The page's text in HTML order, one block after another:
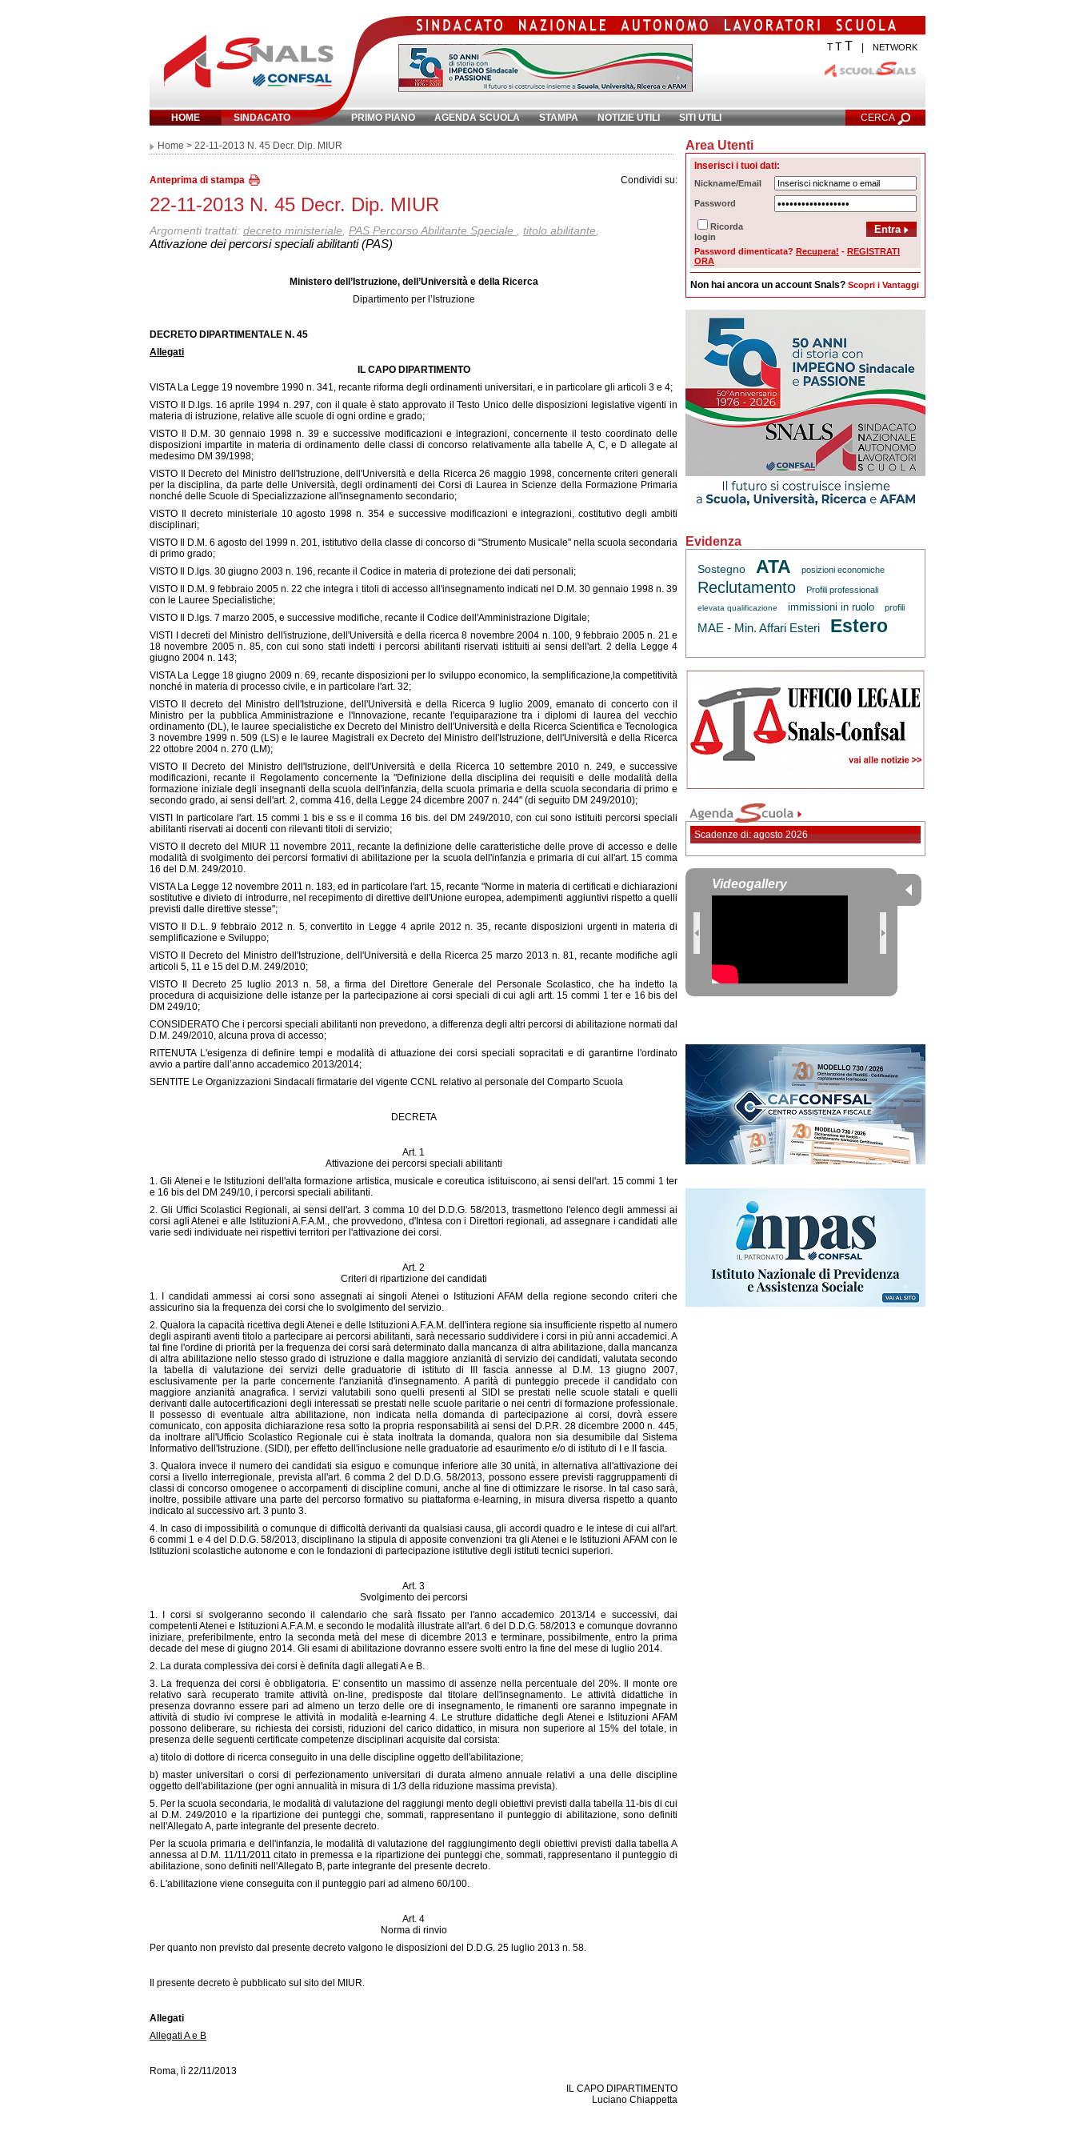
T TT NETWORK
HOME SINDACATO PRIMO PIANO AGENDA SCUOLA STAMPA NOTIZIE UTILI SITI UTILI CERCA
Inserisci parola chiave: Ricerca Avanzata
Home > 22-11-2013 N. 45 Decr. Dip. MIUR
Anteprima di stampa Condividi su:
22-11-2013 N. 45 Decr. Dip. MIUR
Argomenti trattati: decreto ministeriale PAS Percorso Abilitante Speciale titolo abilitante
Attivazione dei percorsi speciali abilitanti (PAS)
Ministero dell’Istruzione, dell’Università e della Ricerca
Dipartimento per l’Istruzione
DECRETO DIPARTIMENTALE N. 45
Allegati
IL CAPO DIPARTIMENTO
VISTA La Legge 19 novembre 1990 n. 341, recante riforma degli ordinamenti universitari, e in particolare gli articoli 3 e 4;
VISTO Il D.lgs. 16 aprile 1994 n. 297, con il quale è stato approvato il Testo Unico delle disposizioni legislative vigenti in
materia di istruzione, relative alle scuole di ogni ordine e grado;
VISTO Il D.M. 30 gennaio 1998 n. 39 e successive modificazioni e integrazioni, concernente il testo coordinato delle
disposizioni impartite in materia di ordinamento delle classi di concorso relativamente alla tabelle A, C, e D allegate al
medesimo DM 39/1998;
VISTO Il Decreto del Ministro dell'Istruzione, dell'Università e della Ricerca 26 maggio 1998, concernente criteri generali
per la disciplina, da parte delle Università, degli ordinamenti dei Corsi di Laurea in Scienze della Formazione Primaria
nonché delle Scuole di Specializzazione all'insegnamento secondario;
VISTO Il decreto ministeriale 10 agosto 1998 n. 354 e successive modificazioni e integrazioni, costitutivo degli ambiti
disciplinari;
VISTO Il D.M. 6 agosto del 1999 n. 201, istitutivo della classe di concorso di "Strumento Musicale" nella scuola secondaria
di primo grado;
VISTO Il D.lgs. 30 giugno 2003 n. 196, recante il Codice in materia di protezione dei dati personali;
VISTO Il D.M. 9 febbraio 2005 n. 22 che integra i titoli di accesso all'insegnamento indicati nel D.M. 30 gennaio 1998 n. 39
con le Lauree Specialistiche;
VISTO Il D.lgs. 7 marzo 2005, e successive modifiche, recante il Codice dell'Amministrazione Digitale;
VISTI I decreti del Ministro dell'istruzione, dell'Università e della ricerca 8 novembre 2004 n. 100, 9 febbraio 2005 n. 21 e
18 novembre 2005 n. 85, con cui sono stati indetti i percorsi abilitanti riservati istituiti ai sensi dell'art. 2 della Legge 4
giugno 2004 n. 143;
VISTA La Legge 18 giugno 2009 n. 69, recante disposizioni per lo sviluppo economico, la semplificazione,la competitività
nonché in materia di processo civile, e in particolare l'art. 32;
VISTO Il decreto del Ministro dell'Istruzione, dell'Università e della Ricerca 9 luglio 2009, emanato di concerto con il
Ministro per la pubblica Amministrazione e l'Innovazione, recante l'equiparazione tra i diplomi di laurea del vecchio
ordinamento (DL), le lauree specialistiche ex Decreto del Ministro dell'Università e della Ricerca Scientifica e Tecnologica
3 novembre 1999 n. 509 (LS) e le lauree Magistrali ex Decreto del Ministro dell'Istruzione, dell'Università e della Ricerca
22 ottobre 2004 n. 270 (LM);
VISTO Il Decreto del Ministro dell'Istruzione, dell'Università e della Ricerca 10 settembre 2010 n. 249, e successive
modificazioni, recante il Regolamento concernente la "Definizione della disciplina dei requisiti e delle modalità della
formazione iniziale degli insegnanti della scuola dell'infanzia, della scuola primaria e della scuola secondaria di primo e
secondo grado, ai sensi dell'art. 2, comma 416, della Legge 24 dicembre 2007 n. 244" (di seguito DM 249/2010);
VISTI In particolare l'art. 15 commi 1 bis e ss e il comma 16 bis. del DM 249/2010, con cui sono istituiti percorsi speciali
abilitanti riservati ai docenti con rilevanti titoli di servizio;
VISTO Il decreto del MIUR 11 novembre 2011, recante la definizione delle caratteristiche delle prove di accesso e delle
modalità di svolgimento dei percorsi formativi di abilitazione per la scuola dell'infanzia e primaria di cui all'art. 15 comma
16 del D.M. 249/2010.
VISTA La Legge 12 novembre 2011 n. 183, ed in particolare l'art. 15, recante "Norme in materia di certificati e dichiarazioni
sostitutive e divieto di introdurre, nel recepimento di direttive dell'Unione europea, adempimenti aggiuntivi rispetto a quelli
previsti dalle direttive stesse";
VISTO Il D.L. 9 febbraio 2012 n. 5, convertito in Legge 4 aprile 2012 n. 35, recante disposizioni urgenti in materia di
semplificazione e Sviluppo;
VISTO Il Decreto del Ministro dell'Istruzione, dell'Università e della Ricerca 25 marzo 2013 n. 81, recante modifiche agli
articoli 5, 11 e 15 del D.M. 249/2010;
VISTO Il Decreto 25 luglio 2013 n. 58, a firma del Direttore Generale del Personale Scolastico, che ha indetto la
procedura di acquisizione delle istanze per la partecipazione ai corsi speciali di cui agli artt. 15 commi 1 ter e 16 bis del
DM 249/10;
CONSIDERATO Che i percorsi speciali abilitanti non prevedono, a differenza degli altri percorsi di abilitazione normati dal
D.M. 249/2010, alcuna prova di accesso;
RITENUTA L'esigenza di definire tempi e modalità di attuazione dei corsi speciali sopracitati e di garantirne l'ordinato
avvio a partire dall’anno accademico 2013/2014;
SENTITE Le Organizzazioni Sindacali firmatarie del vigente CCNL relativo al personale del Comparto Scuola
DECRETA
Art. 1
Attivazione dei percorsi speciali abilitanti
1. Gli Atenei e le Istituzioni dell'alta formazione artistica, musicale e coreutica istituiscono, ai sensi dell'art. 15 commi 1 ter
e 16 bis del DM 249/10, i percorsi speciali abilitanti.
2. Gli Uffici Scolastici Regionali, ai sensi dell'art. 3 comma 10 del D.D.G. 58/2013, trasmettono l'elenco degli ammessi ai
corsi agli Atenei e alle Istituzioni A.F.A.M., che provvedono, d'Intesa con i Direttori regionali, ad assegnare i candidati alle
varie sedi individuate nei rispettivi territori per l'attivazione dei corsi.
Art. 2
Criteri di ripartizione dei candidati
1. I candidati ammessi ai corsi sono assegnati ai singoli Atenei o Istituzioni AFAM della regione secondo criteri che
assicurino sia la frequenza dei corsi che lo svolgimento del servizio.
2. Qualora la capacità ricettiva degli Atenei e delle Istituzioni A.F.A.M. dell'intera regione sia insufficiente rispetto al numero
degli aspiranti aventi titolo a partecipare ai percorsi abilitanti, sarà necessario suddividere i corsi in più anni accademici. A
tal fine l'ordine di priorità per la frequenza dei corsi sarà determinato dalla mancanza di altra abilitazione, dalla mancanza
di altra abilitazione nello stesso grado di istruzione e dalla maggiore anzianità di servizio dei candidati, valutata secondo
la tabella di valutazione dei servizi delle graduatorie di istituto di III fascia annesse al D.M. 13 giugno 2007,
esclusivamente per la parte concernente l'anzianità d'insegnamento. A parità di punteggio precede il candidato con
maggiore anzianità anagrafica. I servizi valutabili sono quelli presenti al SIDI se prestati nelle scuole statali e quelli
derivanti dalle autocertificazioni degli interessati se prestati nelle scuole paritarie o nei centri di formazione professionale.
Il possesso di eventuale altra abilitazione, non indicata nella domanda di partecipazione ai corsi, dovrà essere
comunicato, con apposita dichiarazione resa sotto la propria responsabilità ai sensi del D.P.R. 28 dicembre 2000 n. 445,
da inoltrare all'Ufficio Scolastico Regionale cui è stata inoltrata la domanda, qualora non sia desumibile dal Sistema
Informativo dell'Istruzione. (SIDI), per effetto dell'inclusione nelle graduatorie ad esaurimento e/o di istituto di I e II fascia.
3. Qualora invece il numero dei candidati sia esiguo e comunque inferiore alle 30 unità, in alternativa all'attivazione dei
corsi a livello interregionale, prevista all'art. 6 comma 2 del D.D.G. 58/2013, possono essere previsti raggruppamenti di
classi di concorso omogenee o accorpamenti di discipline comuni, anche al fine di ottimizzare le risorse. In tal caso sarà,
inoltre, possibile attivare una parte del percorso formativo su piattaforma e-learning, in misura diversa rispetto a quanto
indicato al successivo art. 3 punto 3.
4. In caso di impossibilità o comunque di difficoltà derivanti da qualsiasi causa, gli accordi quadro e le intese di cui all'art.
6 commi 1 e 4 del D.D.G. 58/2013, disciplinano la stipula di apposite convenzioni tra gli Atenei e le Istituzioni AFAM con le
Istituzioni scolastiche autonome e con le fondazioni di partecipazione istitutive degli istituti tecnici superiori.
Art. 3
Svolgimento dei percorsi
1. I corsi si svolgeranno secondo il calendario che sarà fissato per l'anno accademico 2013/14 e successivi, dai
competenti Atenei e Istituzioni A.F.A.M. e secondo le modalità illustrate all'art. 6 del D.D.G. 58/2013 e comunque dovranno
iniziare, preferibilmente, entro la seconda metà del mese di dicembre 2013 e terminare, possibilmente, entro la prima
decade del mese di giugno 2014. Gli esami di abilitazione dovranno essere svolti entro la fine del mese di luglio 2014.
2. La durata complessiva dei corsi è definita dagli allegati A e B.
3. La frequenza dei corsi è obbligatoria. E' consentito un massimo di assenze nella percentuale del 20%. Il monte ore
relativo sarà recuperato tramite attività on-line, predisposte dal titolare dell'insegnamento. Le attività didattiche in
presenza dovranno essere pari ad almeno un terzo delle ore di insegnamento, le rimanenti ore saranno impegnate in
attività di studio ivi comprese le attività in modalità e-learning 4. Le strutture didattiche degli Atenei e Istituzioni AFAM
possono deliberare, su richiesta dei corsisti, riduzioni del carico didattico, in misura non superiore al 15% del totale, in
presenza delle seguenti certificate competenze disciplinari acquisite dal corsista:
a) titolo di dottore di ricerca conseguito in una delle discipline oggetto dell'abilitazione;
b) master universitari o corsi di perfezionamento universitari di durata almeno annuale relativi a una delle discipline
oggetto dell'abilitazione (per ogni annualità in misura di 1/3 della riduzione massima prevista).
5. Per la scuola secondaria, le modalità di valutazione del raggiungi mento degli obiettivi previsti dalla tabella 11-bis di cui
al D.M. 249/2010 e la ripartizione dei punteggi che, sommati, rappresentano il punteggio di abilitazione, sono definiti
nell'Allegato A, parte integrante del presente decreto.
Per la scuola primaria e dell'infanzia, le modalità di valutazione del raggiungimento degli obiettivi previsti dalla tabella A
annessa al D.M. 11/11/2011 citato in premessa e la ripartizione dei punteggi che, sommati, rappresentano il punteggio di
abilitazione, sono definiti nell'Allegato B, parte integrante del presente decreto.
6. L'abilitazione viene conseguita con il punteggio pari ad almeno 60/100.
Art. 4
Norma di rinvio
Per quanto non previsto dal presente decreto valgono le disposizioni del D.D.G. 25 luglio 2013 n. 58.
Il presente decreto è pubblicato sul sito del MIUR.
Allegati
Allegati A e B
Roma, lì 22/11/2013
IL CAPO DIPARTIMENTO
Luciano Chiappetta
Area Utenti
Inserisci i tuoi dati:
Nickname/Email
Password
Ricorda
login
Password dimenticata? Recupera! - REGISTRATI
ORA
Non hai ancora un account Snals? Scopri i Vantaggi
Evidenza
Sostegno ATA posizioni economiche
Reclutamento Profili professionali
elevata qualificazione immissioni in ruolo profili
MAE - Min. Affari Esteri Estero
Scadenze di: agosto 2026
Videogallery